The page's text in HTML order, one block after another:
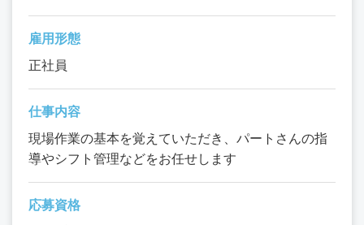
雇用形態
正社員
仕事内容
現場作業の基本を覚えていただき、パートさんの指
導やシフト管理などをお任せします
応募資格